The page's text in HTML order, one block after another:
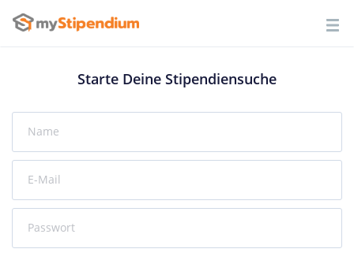
Starte Deine Stipendiensuche
Name
E-Mail
Passwort